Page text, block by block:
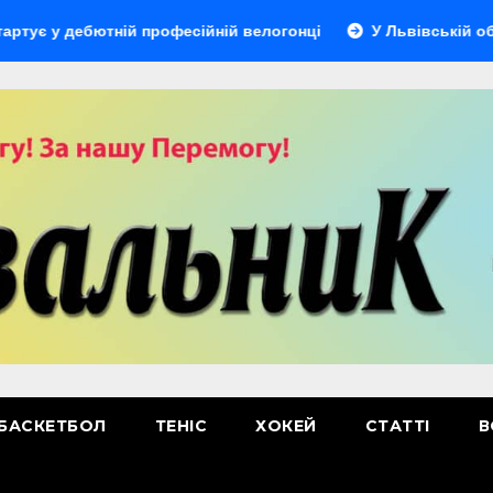
професійній велогонці У Львівській області
ТЕНІС ХОКЕЙ СТАТТІ